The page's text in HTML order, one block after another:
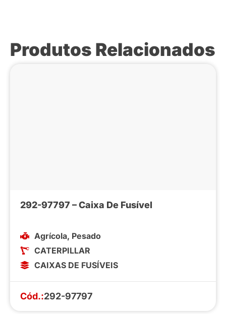
Produtos Relacionados
292-97797 – Caixa De Fusível
Agrícola, Pesado
CATERPILLAR
CAIXAS DE FUSÍVEIS
Cód.:292-97797